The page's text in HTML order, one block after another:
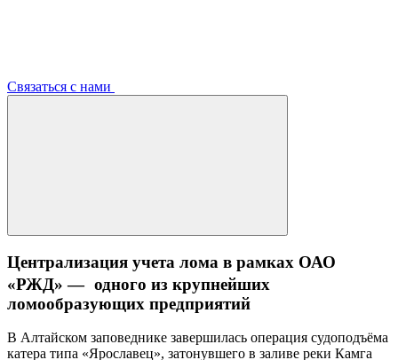
Связаться с нами
Централизация учета лома в рамках ОАО
«РЖД» — одного из крупнейших
ломообразующих предприятий
В Алтайском заповеднике завершилась операция судоподъёма
катера типа «Ярославец», затонувшего в заливе реки Камга